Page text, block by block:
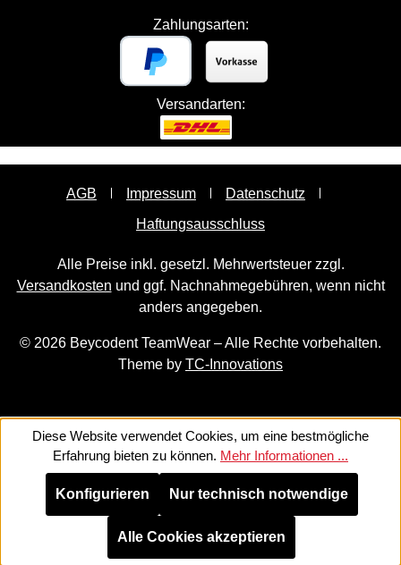
Zahlungsarten:
Versandarten:
AGB Impressum
Datenschutz
Haftungsausschluss
Alle Preise inkl. gesetzl. Mehrwertsteuer zzgl.
Versandkosten und ggf. Nachnahmegebühren, wenn nicht
anders angegeben.
© 2026 Beycodent TeamWear – Alle Rechte vorbehalten.
Theme by TC-Innovations
Diese Website verwendet Cookies, um eine bestmögliche
Erfahrung bieten zu können. Mehr Informationen ...
Nur technisch notwendige
Konfigurieren
Alle Cookies akzeptieren